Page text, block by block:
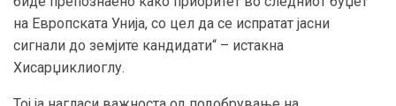
на Европската Унија, со цел да се испратат јасни
сигнали до земјите кандидати“ – истакна
Хисарџиклиоглу.